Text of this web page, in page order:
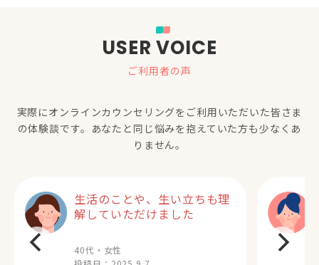
USER VOICE
ご利用者の声
実際にオンラインカウンセリングをご利用いただいた皆さま
の体験談です。あなたと同じ悩みを抱えていた方も少なくあ
りません。
生活のことや、生い立ちも理
解していただけました
40代・女性